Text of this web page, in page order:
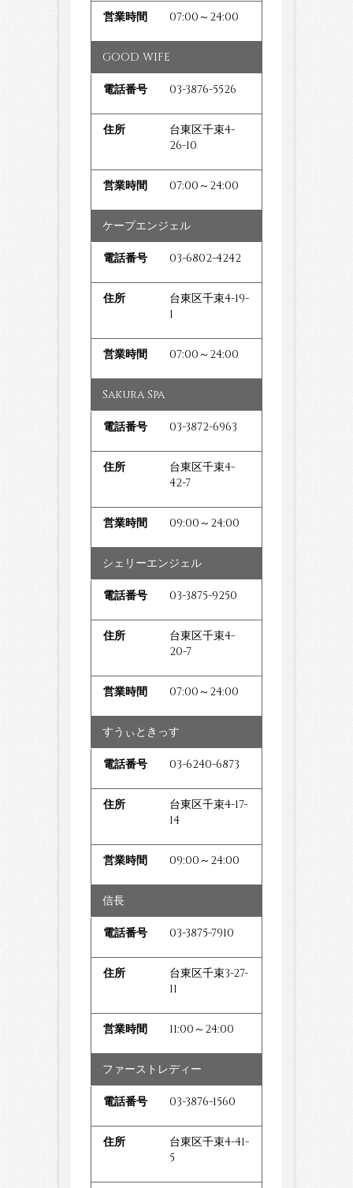
07:00～24:00
GOOD WIFE
03-3876-5526
台東区千束4-
26-10
07:00～24:00
ケープエンジェル
03-6802-4242
台東区千束4-19-
1
07:00～24:00
Sakura Spa
03-3872-6963
台東区千束4-
42-7
09:00～24:00
シェリーエンジェル
03-3875-9250
台東区千束4-
20-7
07:00～24:00
すうぃときっす
03-6240-6873
台東区千束4-17-
14
09:00～24:00
信長
03-3875-7910
台東区千束3-27-
11
11:00～24:00
ファーストレディー
03-3876-1560
台東区千束4-41-
5